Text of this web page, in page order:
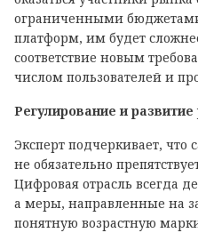
ограниченными
платформ, им будет
соответствие новым
числом пользователей и
Регулирование и
Эксперт подчеркивает, что
не обязательно
Цифровая отрасль всегда
а меры, направленные на
понятную возрастную